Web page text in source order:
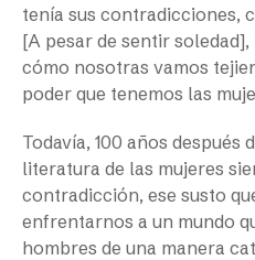
tenía sus contradicciones,
[A pesar de sentir
cómo nosotras vamos
poder que tenemos las
Todavía, 100 años después
literatura de las mujeres
contradicción, ese susto
enfrentarnos a un mundo
hombres de una manera